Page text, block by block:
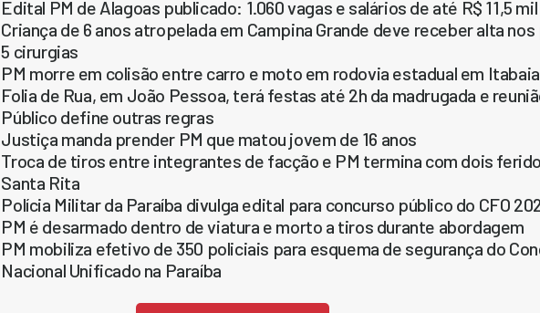
Edital PM de Alagoas publicado: 1.060 vagas e salários de até R$ 11,5 mil
Criança de 6 anos atropelada em Campina Grande deve receber alta
5 cirurgias
PM morre em colisão entre carro e moto em rodovia estadual em
Folia de Rua, em João Pessoa, terá festas até 2h da madrugada e
Público define outras regras
Justiça manda prender PM que matou jovem de 16 anos
Troca de tiros entre integrantes de facção e PM termina com dois
Santa Rita
Polícia Militar da Paraíba divulga edital para concurso público do CFO
PM é desarmado dentro de viatura e morto a tiros durante abordagem
PM mobiliza efetivo de 350 policiais para esquema de segurança do
Nacional Unificado na Paraíba